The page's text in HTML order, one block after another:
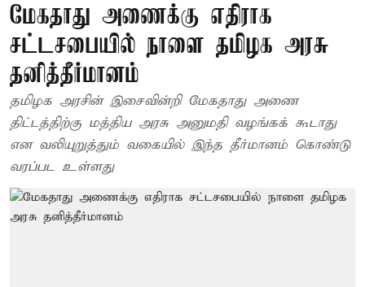
மேகதாது அணைக்கு எதிராக
சட்டசபையில் நாளை தமிழக அரசு
தனித்தீர்மானம்
தமிழக அரசின் இசைவின்றி மேகதாது அணை
திட்டத்திற்கு மத்திய அரசு அனுமதி வழங்கக் கூடாது
என வலியுறுத்தும் வகையில் இந்த தீர்மானம் கொண்டு
வரப்பட உள்ளது